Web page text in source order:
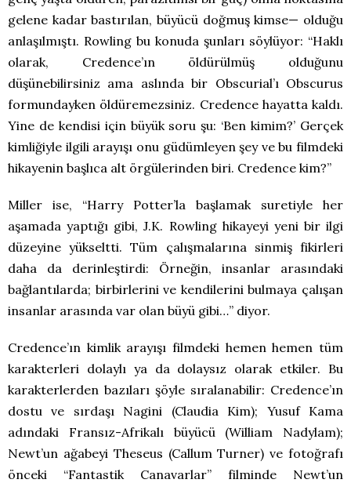
gelene kadar bastırılan, büyücü doğmuş kimse— olduğu
anlaşılmıştı. Rowling bu konuda şunları söylüyor: “Haklı
olarak, Credence’ın öldürülmüş olduğunu
düşünebilirsiniz ama aslında bir Obscurial’ı Obscurus
formundayken öldüremezsiniz. Credence hayatta kaldı.
Yine de kendisi için büyük soru şu: ‘Ben kimim?’ Gerçek
kimliğiyle ilgili arayışı onu güdümleyen şey ve bu filmdeki
hikayenin başlıca alt örgülerinden biri. Credence kim?”
Miller ise, “Harry Potter’la başlamak suretiyle her
aşamada yaptığı gibi, J.K. Rowling hikayeyi yeni bir ilgi
düzeyine yükseltti. Tüm çalışmalarına sinmiş fikirleri
daha da derinleştirdi: Örneğin, insanlar arasındaki
bağlantılarda; birbirlerini ve kendilerini bulmaya çalışan
insanlar arasında var olan büyü gibi…” diyor.
Credence’ın kimlik arayışı filmdeki hemen hemen tüm
karakterleri dolaylı ya da dolaysız olarak etkiler. Bu
karakterlerden bazıları şöyle sıralanabilir: Credence’ın
dostu ve sırdaşı Nagini (Claudia Kim); Yusuf Kama
adındaki Fransız-Afrikalı büyücü (William Nadylam);
Newt’un ağabeyi Theseus (Callum Turner) ve fotoğrafı
önceki “Fantastik Canavarlar” filminde Newt’un